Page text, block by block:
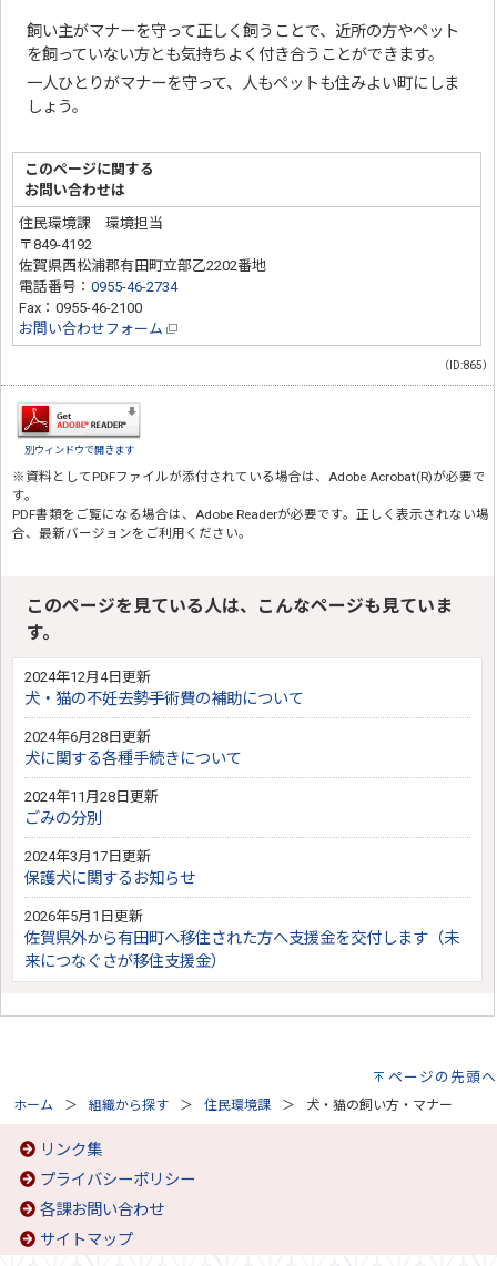
飼い主がマナーを守って正しく飼うことで、近所の方やペット
を飼っていない方とも気持ちよく付き合うことができます。
一人ひとりがマナーを守って、人もペットも住みよい町にしま
しょう。
このページに関する
お問い合わせは
住民環境課 環境担当
〒849-4192
佐賀県西松浦郡有田町立部乙2202番地
電話番号：0955-46-2734
Fax：0955-46-2100
お問い合わせフォーム
（ID:865）
別ウィンドウで開きます
※資料としてPDFファイルが添付されている場合は、 Adobe Acrobat(R)が必要で
す。
PDF書類をご覧になる場合は、 Adobe Readerが必要です。正しく表示されない場
合、最新バージョンをご利用ください。
このページを見ている人は、こんなページも見ていま
す。
2024年12月4日更新
犬・猫の不妊去勢手術費の補助について
2024年6月28日更新
犬に関する各種手続きについて
2024年11月28日更新
ごみの分別
2024年3月17日更新
保護犬に関するお知らせ
2026年5月1日更新
佐賀県外から有田町へ移住された方へ支援金を交付します（未
来につなぐさが移住支援金）
ページの先頭へ
ホーム 組織から探す 住民環境課 犬・猫の飼い方・マナー
リンク集
プライバシーポリシー
各課お問い合わせ
サイトマップ